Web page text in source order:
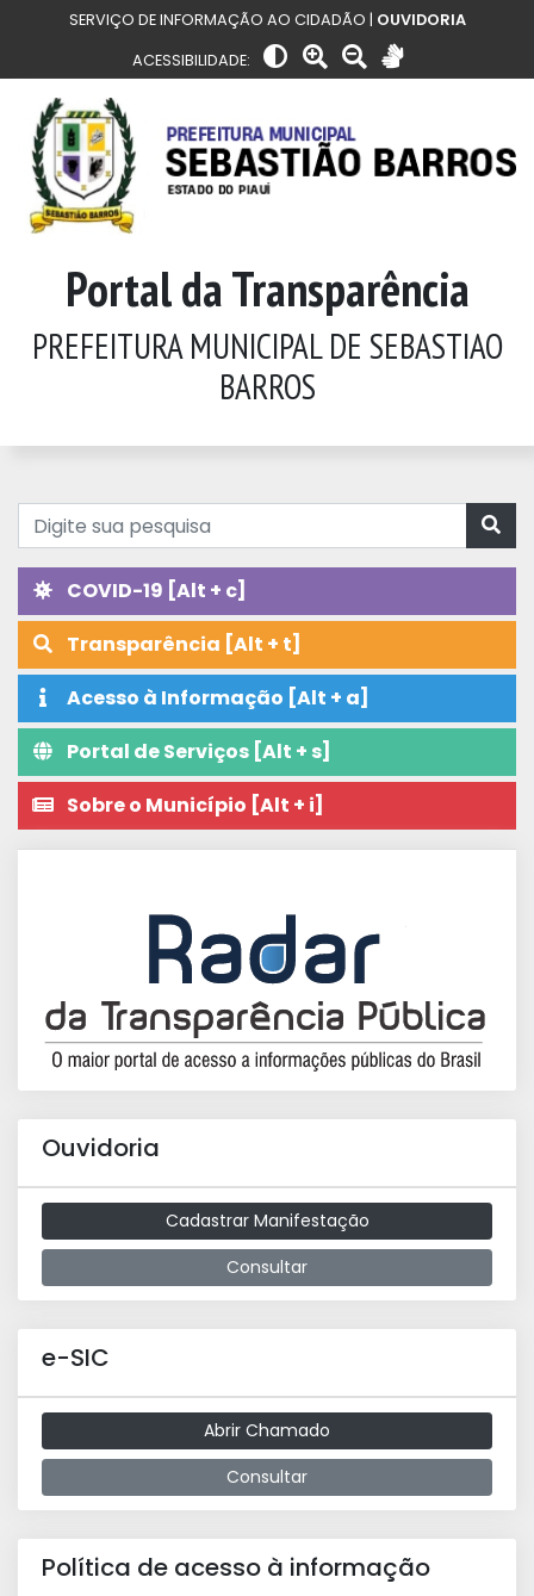
SERVIÇO DE INFORMAÇÃO AO CIDADÃO | OUVIDORIA
ACESSIBILIDADE:
Portal da Transparência
PREFEITURA MUNICIPAL DE SEBASTIAO
BARROS
COVID-19 [Alt + c]
Transparência [Alt + t]
Acesso à Informação [Alt + a]
Portal de Serviços [Alt + s]
Sobre o Município [Alt + i]
Ouvidoria
Cadastrar Manifestação
Consultar
e-SIC
Abrir Chamado
Consultar
Política de acesso à informação